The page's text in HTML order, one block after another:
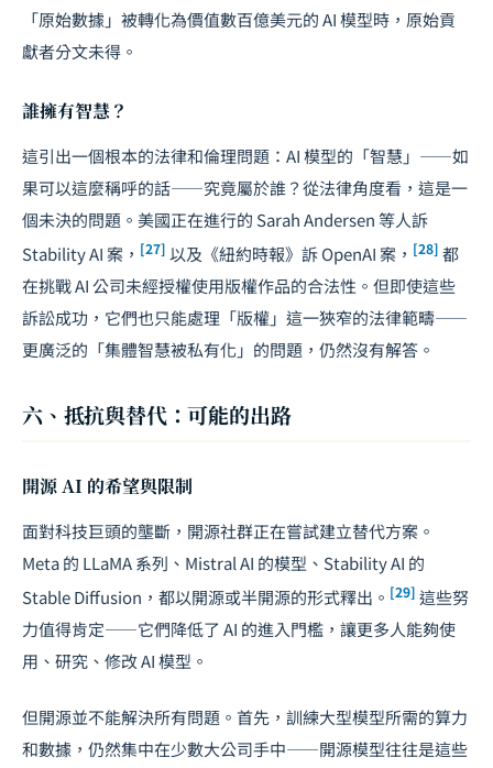
「原始數據」被轉化為價值數百億美元的 AI 模型時，原始貢
獻者分文未得。
誰擁有智慧？
這引出一個根本的法律和倫理問題：AI 模型的「智慧」——如
果可以這麼稱呼的話——究竟屬於誰？從法律角度看，這是一
個未決的問題。美國正在進行的 Sarah Andersen 等人訴
Stability AI 案， [27] 以及《紐約時報》訴 OpenAI 案， [28] 都
在挑戰 AI 公司未經授權使用版權作品的合法性。但即使這些
訴訟成功，它們也只能處理「版權」這一狹窄的法律範疇——
更廣泛的「集體智慧被私有化」的問題，仍然沒有解答。
六、抵抗與替代：可能的出路
開源 AI 的希望與限制
面對科技巨頭的壟斷，開源社群正在嘗試建立替代方案。
Meta 的 LLaMA 系列、Mistral AI 的模型、Stability AI 的
Stable Diffusion，都以開源或半開源的形式釋出。 [29] 這些努
力值得肯定——它們降低了 AI 的進入門檻，讓更多人能夠使
用、研究、修改 AI 模型。
但開源並不能解決所有問題。首先，訓練大型模型所需的算力
和數據，仍然集中在少數大公司手中——開源模型往往是這些